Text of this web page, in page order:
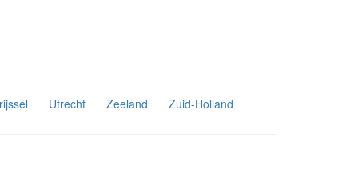
Utrecht Zeeland Zuid-Holland